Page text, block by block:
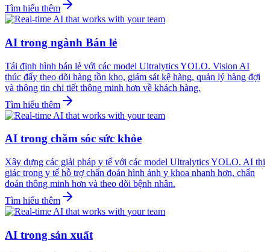
Tìm hiểu thêm
AI trong ngành Bán lẻ
Tái định hình bán lẻ với các model Ultralytics YOLO. Vision AI
thúc đẩy theo dõi hàng tồn kho, giám sát kệ hàng, quản lý hàng đợi
và thông tin chi tiết thông minh hơn về khách hàng.
Tìm hiểu thêm
AI trong chăm sóc sức khỏe
Xây dựng các giải pháp y tế với các model Ultralytics YOLO. AI thị
giác trong y tế hỗ trợ chẩn đoán hình ảnh y khoa nhanh hơn, chẩn
đoán thông minh hơn và theo dõi bệnh nhân.
Tìm hiểu thêm
AI trong sản xuất